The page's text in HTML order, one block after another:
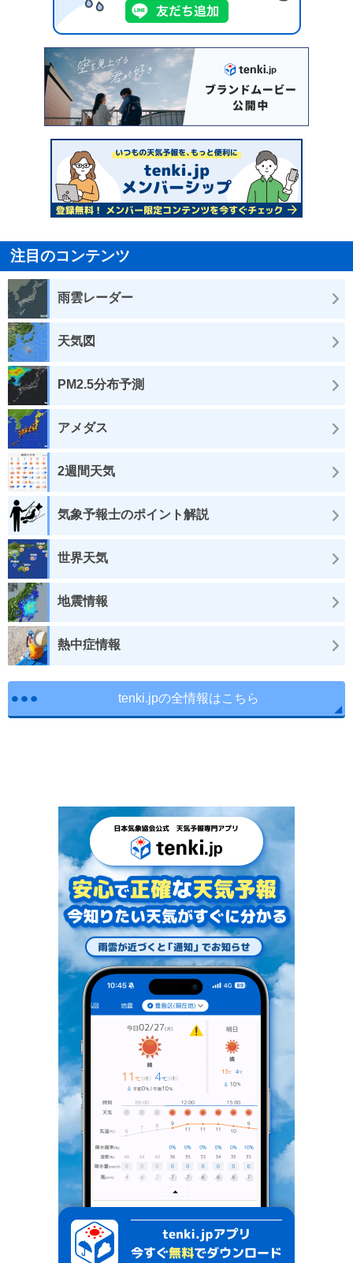
注目のコンテンツ
雨雲レーダー
天気図
PM2.5分布予測
アメダス
2週間天気
気象予報士のポイント解説
世界天気
地震情報
熱中症情報
tenki.jpの全情報はこちら